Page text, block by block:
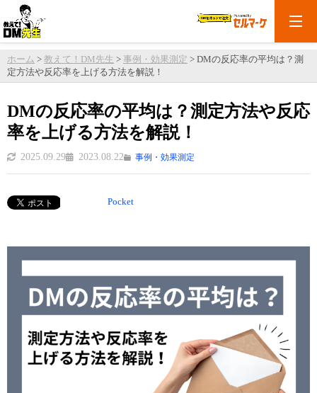
ホーム > 教えて！DM先生 > 事例・効果測定 > DMの反応率の平均は？測
定方法や反応率を上げる方法を解説！
DMの反応率の平均は？測定方法や反応
率を上げる方法を解説！
2025.09.29 2023.08.22 事例・効果測定
Pocket